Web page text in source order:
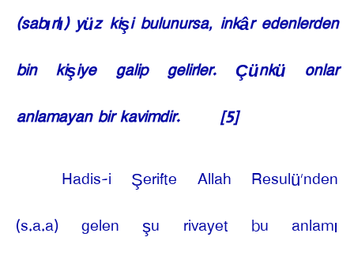
(sabırlı) yüz kişi bulunursa, inkâr edenlerden
bin kişiye galip gelirler. Çünkü onlar
anlamayan bir kavimdir.
[5]
Hadis-i Şerifte Allah Resulü’nden
(s.a.a) gelen şu rivayet bu anlamı